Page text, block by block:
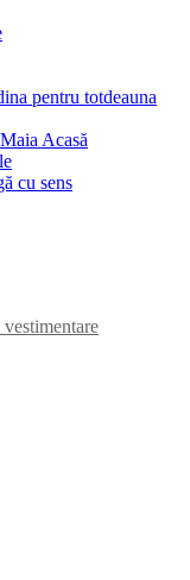
pentru totdeauna
Acasă
cu sens